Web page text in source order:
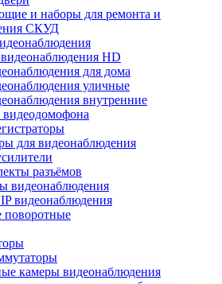
и наборы для ремонта и
СКУД
HD
для дома
уличные
внутренние
для видеонаблюдения
разъёмов
видеонаблюдения
видеонаблюдения
поворотные
камеры видеонаблюдения